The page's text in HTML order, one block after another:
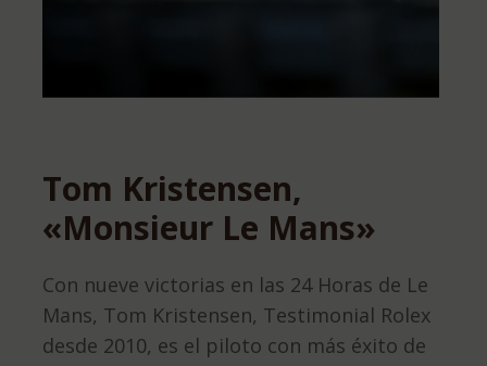
Tom Kristensen,
«Monsieur Le Mans»
Con nueve victorias en las 24 Horas de Le
Mans, Tom Kristensen, Testimonial Rolex
desde 2010, es el piloto con más éxito de